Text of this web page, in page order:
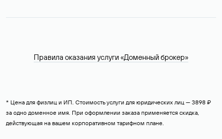
Правила оказания услуги «Доменный брокер»
* Цена для физлиц и ИП. Стоимость услуги для юридических лиц — 3898 ₽
за одно доменное имя. При оформлении заказа применяется скидка,
действующая на вашем корпоративном тарифном плане.